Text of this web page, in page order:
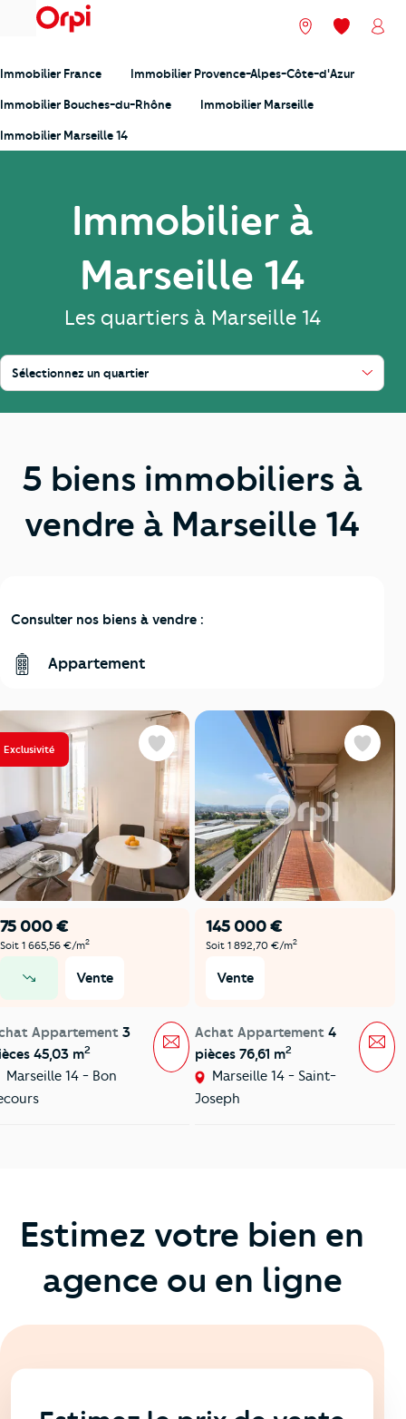
menu Nos agences
Mes
Immobilier France Immobilier Provence-Alpes-Côte-d'Azur
Immobilier Bouches-du-Rhône Immobilier Marseille
Immobilier Marseille 14
Immobilier à
Marseille 14
Les quartiers à Marseille 14
Sélectionnez un quartier
5 biens immobiliers à
vendre à Marseille 14
Consulter nos biens à vendre :
Appartement
Exclusivité
75 000 €
Soit 1 665,56 €/m2
Vente
Appartement 3
45,03 m2
Marseille 14 - Bon
Favoris
Message
145 000 €
Soit 1 892,70 €/m2
Vente
Achat Appartement 4
pièces 76,61 m2
Marseille 14 - Saint-
Joseph
Favoris
Estimez votre bien en
agence ou en ligne